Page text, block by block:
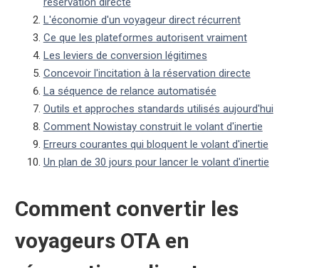
L'économie d'un voyageur direct récurrent
Ce que les plateformes autorisent vraiment
Les leviers de conversion légitimes
Concevoir l'incitation à la réservation directe
La séquence de relance automatisée
Outils et approches standards utilisés aujourd'hui
Comment Nowistay construit le volant d'inertie
Erreurs courantes qui bloquent le volant d'inertie
Un plan de 30 jours pour lancer le volant d'inertie
Comment convertir les
voyageurs OTA en